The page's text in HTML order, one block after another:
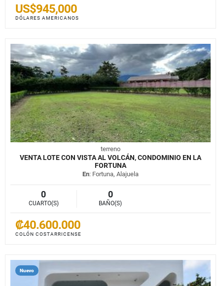
US$945,000
DÓLARES AMERICANOS
terreno
VENTA LOTE CON VISTA AL VOLCÁN, CONDOMINIO EN LA
FORTUNA
En: Fortuna, Alajuela
0
CUARTO(S)
0
BAÑO(S)
₡40.600.000
COLÓN COSTARRICENSE
Nuevo